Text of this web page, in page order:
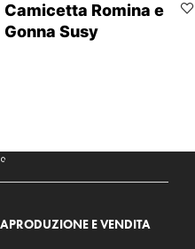
Camicetta Romina e
Gonna Susy
PRODUZIONE E VENDITA